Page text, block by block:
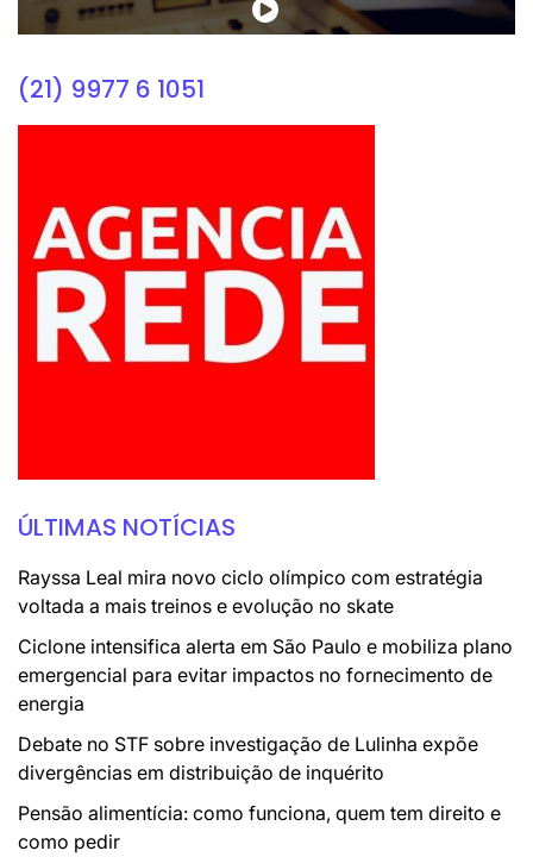
(21) 9977 6 1051
ÚLTIMAS NOTÍCIAS
Rayssa Leal mira novo ciclo olímpico com estratégia
voltada a mais treinos e evolução no skate
Ciclone intensifica alerta em São Paulo e mobiliza plano
emergencial para evitar impactos no fornecimento de
energia
Debate no STF sobre investigação de Lulinha expõe
divergências em distribuição de inquérito
Pensão alimentícia: como funciona, quem tem direito e
como pedir